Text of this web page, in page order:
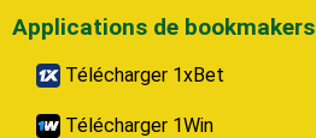
Applications de bookmakers
Télécharger 1xBet
Télécharger 1Win